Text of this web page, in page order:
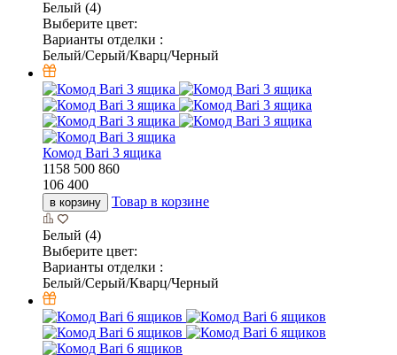
Белый (4)
Выберите цвет:
Варианты отделки :
Белый/Серый/Кварц/Черный
Комод Bari 3 ящика
1158 500 860
106 400
в корзину Товар в корзине
Белый (4)
Выберите цвет:
Варианты отделки :
Белый/Серый/Кварц/Черный